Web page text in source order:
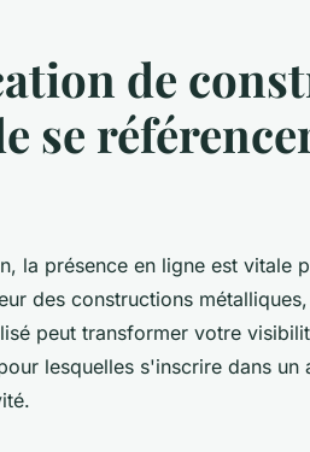
de
se
la présence en ligne est vitale
des constructions métalliques,
peut transformer votre
lesquelles s'inscrire dans un